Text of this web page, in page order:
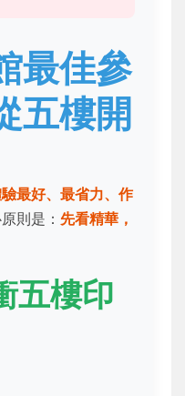
最佳參
五樓開
最好、最省力、作
則是： 先看精華，
五樓印